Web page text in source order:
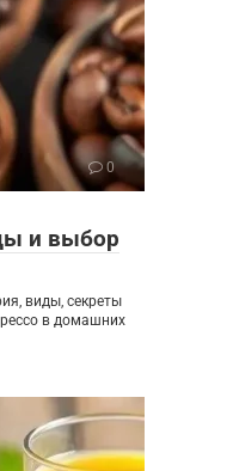
0
и выбор
виды, секреты
в домашних